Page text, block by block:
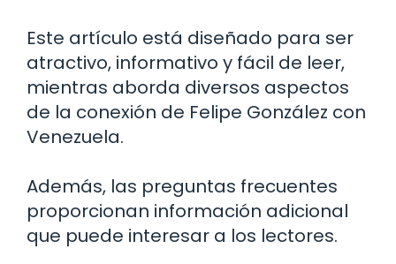
Este artículo está diseñado para ser
atractivo, informativo y fácil de leer,
mientras aborda diversos aspectos
de la conexión de Felipe González con
Venezuela.
Además, las preguntas frecuentes
proporcionan información adicional
que puede interesar a los lectores.